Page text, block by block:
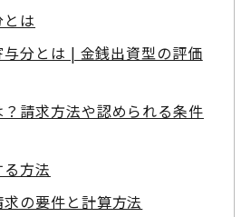
は
分とは | 金銭出資型の評価
請求方法や認められる条件
方法
の要件と計算方法